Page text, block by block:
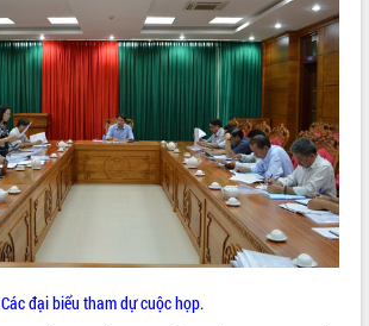
Các đại biểu tham dự cuộc họp.